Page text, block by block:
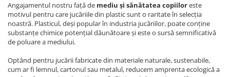
Angajamentul nostru față de mediu și sănătatea copiiloreste
motivul pentru care jucăriile din plastic sunt o raritate în selecția
noastră. Plasticul, deși popular în industria jucăriilor, poate conține
substanțe chimice potențial dăunătoare și este o sursă semnificativă
de poluare a mediului.
Optând pentru jucării fabricate din materiale naturale, sustenabile,
cum ar fi lemnul, cartonul sau metalul, reducem amprenta ecologică a